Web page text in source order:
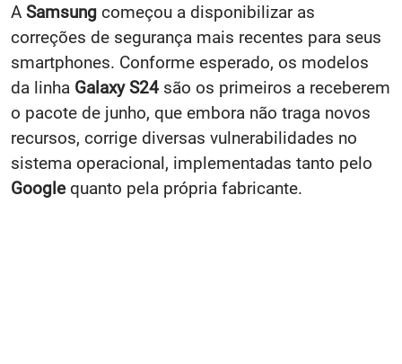
A Samsung começou a disponibilizar as
correções de segurança mais recentes para seus
smartphones. Conforme esperado, os modelos
da linha Galaxy S24 são os primeiros a receberem
o pacote de junho, que embora não traga novos
recursos, corrige diversas vulnerabilidades no
sistema operacional, implementadas tanto pelo
Google quanto pela própria fabricante.